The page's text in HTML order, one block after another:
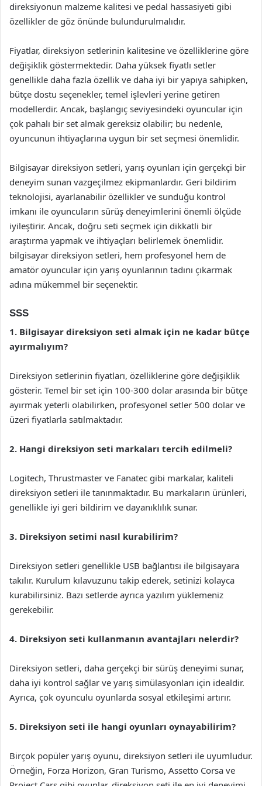
direksiyonun malzeme kalitesi ve pedal hassasiyeti gibi
özellikler de göz önünde bulundurulmalıdır.
Fiyatlar, direksiyon setlerinin kalitesine ve özelliklerine göre
değişiklik göstermektedir. Daha yüksek fiyatlı setler
genellikle daha fazla özellik ve daha iyi bir yapıya sahipken,
bütçe dostu seçenekler, temel işlevleri yerine getiren
modellerdir. Ancak, başlangıç seviyesindeki oyuncular için
çok pahalı bir set almak gereksiz olabilir; bu nedenle,
oyuncunun ihtiyaçlarına uygun bir set seçmesi önemlidir.
Bilgisayar direksiyon setleri, yarış oyunları için gerçekçi bir
deneyim sunan vazgeçilmez ekipmanlardır. Geri bildirim
teknolojisi, ayarlanabilir özellikler ve sunduğu kontrol
imkanı ile oyuncuların sürüş deneyimlerini önemli ölçüde
iyileştirir. Ancak, doğru seti seçmek için dikkatli bir
araştırma yapmak ve ihtiyaçları belirlemek önemlidir.
bilgisayar direksiyon setleri, hem profesyonel hem de
amatör oyuncular için yarış oyunlarının tadını çıkarmak
adına mükemmel bir seçenektir.
SSS
1. Bilgisayar direksiyon seti almak için ne kadar bütçe
ayırmalıyım?
Direksiyon setlerinin fiyatları, özelliklerine göre değişiklik
gösterir. Temel bir set için 100-300 dolar arasında bir bütçe
ayırmak yeterli olabilirken, profesyonel setler 500 dolar ve
üzeri fiyatlarla satılmaktadır.
2. Hangi direksiyon seti markaları tercih edilmeli?
Logitech, Thrustmaster ve Fanatec gibi markalar, kaliteli
direksiyon setleri ile tanınmaktadır. Bu markaların ürünleri,
genellikle iyi geri bildirim ve dayanıklılık sunar.
3. Direksiyon setimi nasıl kurabilirim?
Direksiyon setleri genellikle USB bağlantısı ile bilgisayara
takılır. Kurulum kılavuzunu takip ederek, setinizi kolayca
kurabilirsiniz. Bazı setlerde ayrıca yazılım yüklemeniz
gerekebilir.
4. Direksiyon seti kullanmanın avantajları nelerdir?
Direksiyon setleri, daha gerçekçi bir sürüş deneyimi sunar,
daha iyi kontrol sağlar ve yarış simülasyonları için idealdir.
Ayrıca, çok oyunculu oyunlarda sosyal etkileşimi artırır.
5. Direksiyon seti ile hangi oyunları oynayabilirim?
Birçok popüler yarış oyunu, direksiyon setleri ile uyumludur.
Örneğin, Forza Horizon, Gran Turismo, Assetto Corsa ve